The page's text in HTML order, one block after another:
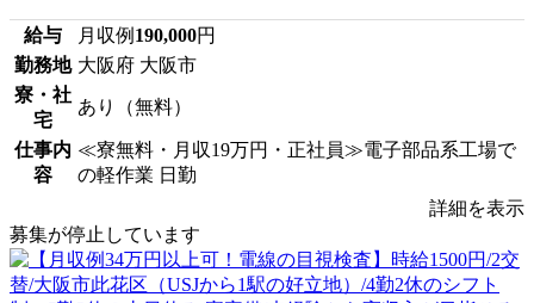
給与 月収例 190,000円
勤務地 大阪府 大阪市
寮・社
宅
あり（無料）
仕事内
容
≪寮無料・月収19万円・正社員≫電子部品系工場で
の軽作業 日勤
詳細を表示
募集が停止しています